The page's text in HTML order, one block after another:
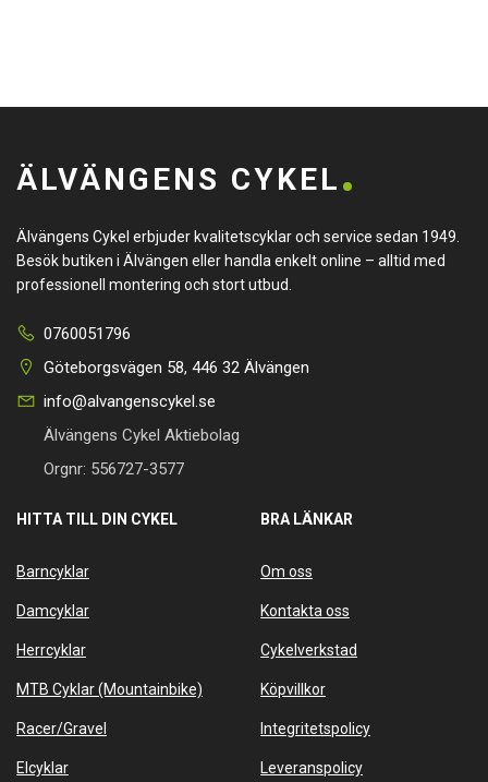
ÄLVÄNGENS CYKEL
Älvängens Cykel erbjuder kvalitetscyklar och service sedan 1949.
Besök butiken i Älvängen eller handla enkelt online – alltid med
professionell montering och stort utbud.
0760051796
Göteborgsvägen 58, 446 32 Älvängen
info@alvangenscykel.se
Älvängens Cykel Aktiebolag
Orgnr: 556727-3577
HITTA TILL DIN CYKEL
Barncyklar
Damcyklar
Herrcyklar
MTB Cyklar (Mountainbike)
Racer/Gravel
Elcyklar
BRA LÄNKAR
Om oss
Kontakta oss
Cykelverkstad
Köpvillkor
Integritetspolicy
Leveranspolicy